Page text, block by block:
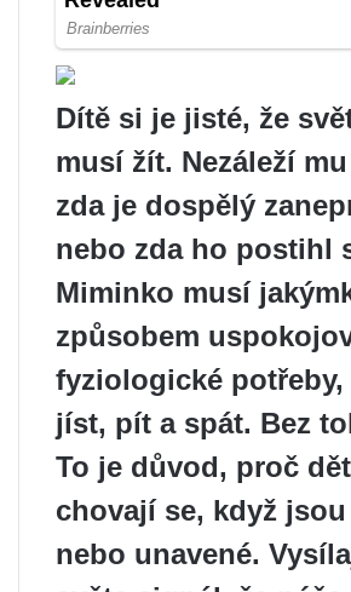
Dítě si je jisté, že
musí žít. Nezáleží
zda je dospělý
nebo zda ho postihl
Miminko musí
způsobem
fyziologické potřeby,
jíst, pít a spát. Bez
To je důvod, proč
chovají se, když
nebo unavené.